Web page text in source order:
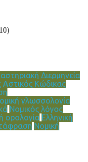
Διερμηνεία
Αστικός Κώδικας
γλωσσολογία
Νομικός λόγος
ορολογία Ελληνική
Νομική